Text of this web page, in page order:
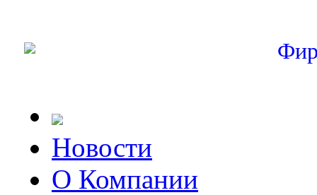
Новости
О Компании